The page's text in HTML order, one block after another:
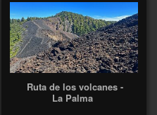
Ruta de los volcanes -
La Palma